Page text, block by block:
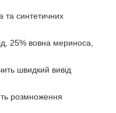
синтетичних
25% вовна мериноса,
швидкий вивід
розмноження